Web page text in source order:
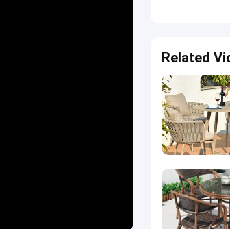
Related